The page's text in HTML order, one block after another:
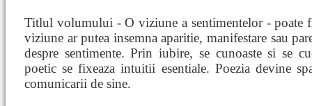
Titlul volumului - O viziune a sentimentelor - poate
viziune ar putea insemna aparitie, manifestare sau
despre sentimente. Prin iubire, se cunoaste si se
poetic se fixeaza intuitii esentiale. Poezia devine
comunicarii de sine.